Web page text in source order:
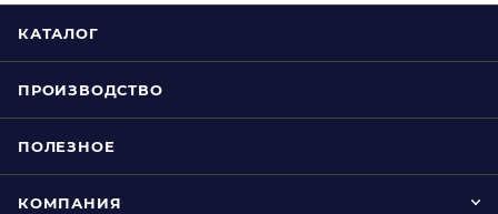
КАТАЛОГ
ПРОИЗВОДСТВО
ПОЛЕЗНОЕ
КОМПАНИЯ